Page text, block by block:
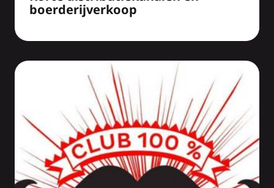
boerderijverkoop